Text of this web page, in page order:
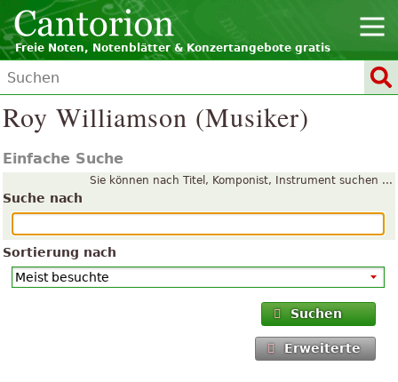
Freie Noten, Notenblätter & Konzertangebote gratis
Roy Williamson (Musiker)
Einfache Suche
Sie können nach Titel, Komponist, Instrument suchen ...
Suche nach
Sortierung nach
Suchen
Erweiterte